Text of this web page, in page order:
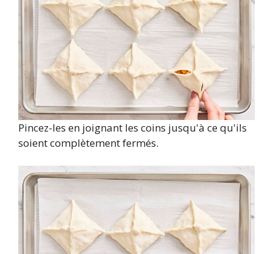
Pincez-les en joignant les coins jusqu'à ce qu'ils
soient complètement fermés.